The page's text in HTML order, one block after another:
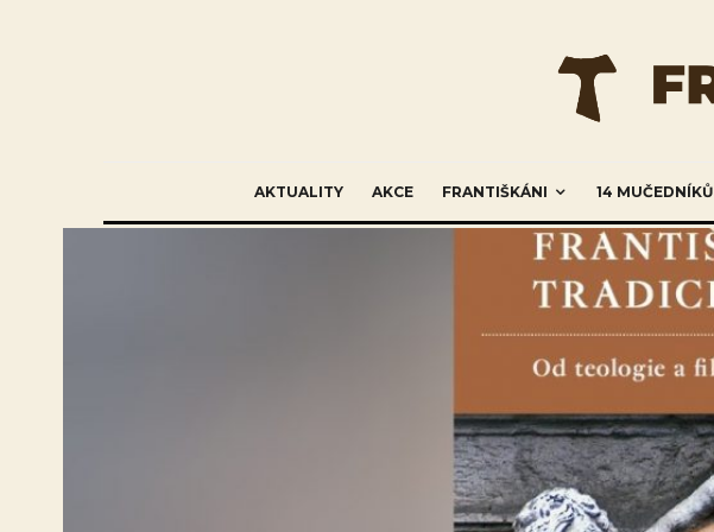
AKTUALITY AKCE FRANTIŠKÁNI 14 MUČEDNÍKŮ